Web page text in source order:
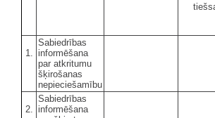
1.
Sabiedrības
informēšana
par atkritumu
šķirošanas
nepieciešamību
2.
Sabiedrības
informēšana